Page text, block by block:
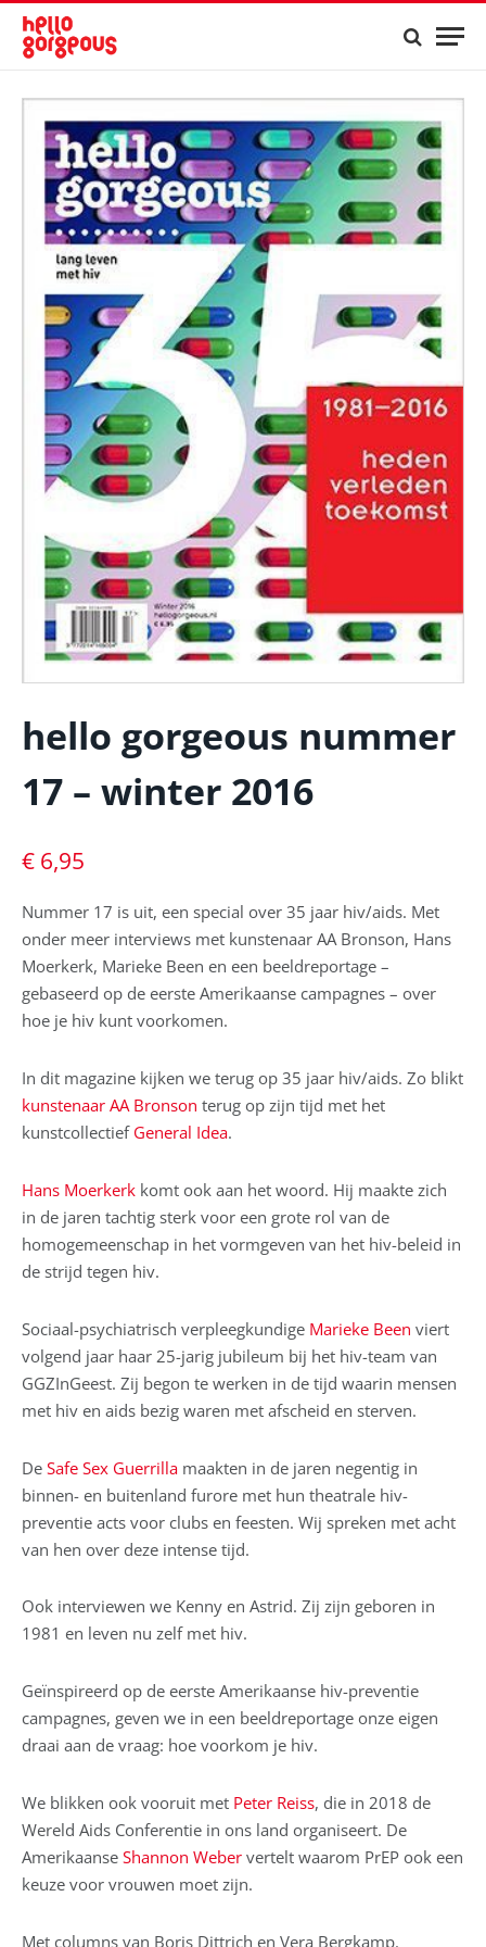
hello gorgeous nummer
17 – winter 2016
€ 6,95
Nummer 17 is uit, een special over 35 jaar hiv/aids. Met
onder meer interviews met kunstenaar AA Bronson, Hans
Moerkerk, Marieke Been en een beeldreportage –
gebaseerd op de eerste Amerikaanse campagnes – over
hoe je hiv kunt voorkomen.
In dit magazine kijken we terug op 35 jaar hiv/aids. Zo blikt
kunstenaar AA Bronson terug op zijn tijd met het
kunstcollectief General Idea.
Hans Moerkerk komt ook aan het woord. Hij maakte zich
in de jaren tachtig sterk voor een grote rol van de
homogemeenschap in het vormgeven van het hiv-beleid in
de strijd tegen hiv.
Sociaal-psychiatrisch verpleegkundige Marieke Been viert
volgend jaar haar 25-jarig jubileum bij het hiv-team van
GGZInGeest. Zij begon te werken in de tijd waarin mensen
met hiv en aids bezig waren met afscheid en sterven.
De Safe Sex Guerrilla maakten in de jaren negentig in
binnen- en buitenland furore met hun theatrale hiv-
preventie acts voor clubs en feesten. Wij spreken met acht
van hen over deze intense tijd.
Ook interviewen we Kenny en Astrid. Zij zijn geboren in
1981 en leven nu zelf met hiv.
Geïnspireerd op de eerste Amerikaanse hiv-preventie
campagnes, geven we in een beeldreportage onze eigen
draai aan de vraag: hoe voorkom je hiv.
We blikken ook vooruit met Peter Reiss, die in 2018 de
Wereld Aids Conferentie in ons land organiseert. De
Amerikaanse Shannon Weber vertelt waarom PrEP ook een
keuze voor vrouwen moet zijn.
Met columns van Boris Dittrich en Vera Bergkamp.